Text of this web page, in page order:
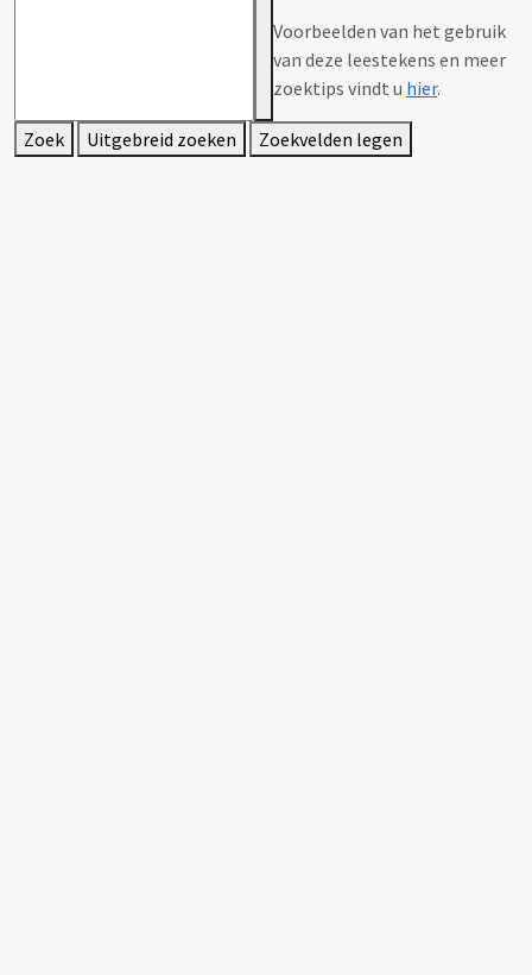
Voorbeelden van het gebruik
van deze leestekens en meer
zoektips vindt u hier.
Zoek Uitgebreid zoeken Zoekvelden legen